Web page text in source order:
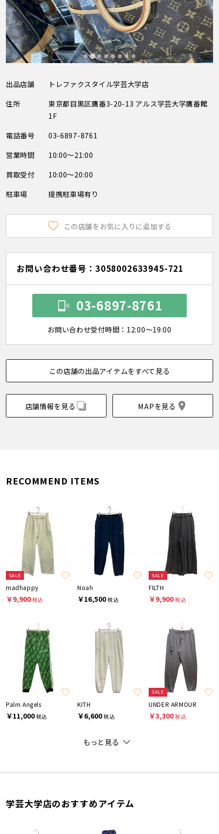
出品店舗
トレファクスタイル学芸大学店
住所
東京都目黒区鷹番3-20-13 アルス学芸大学鷹番館
1F
電話番号
03-6897-8761
営業時間
10:00～21:00
買取受付
10:00～20:00
駐車場
提携駐車場有り
この店舗をお気に入りに追加する
お問い合わせ番号：3058002633945-721
03-6897-8761
お問い合わせ受付時間：12:00～19:00
この店舗の出品アイテムをすべて見る
店舗情報を見る MAPを見る
RECOMMEND ITEMS
SALE
madhappy
￥9,900税込
Noah
￥16,500税込
SALE
FILTH
￥9,900税込
Palm Angels
￥11,000税込
KITH
￥6,600税込
SALE
UNDER ARMOUR
￥3,300税込
もっと見る
学芸大学店のおすすめアイテム